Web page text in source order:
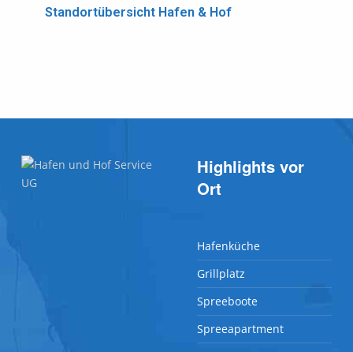
Standortübersicht Hafen & Hof
Highlights vor
Ort
Hafenküche
Grillplatz
Spreeboote
Spreeapartment